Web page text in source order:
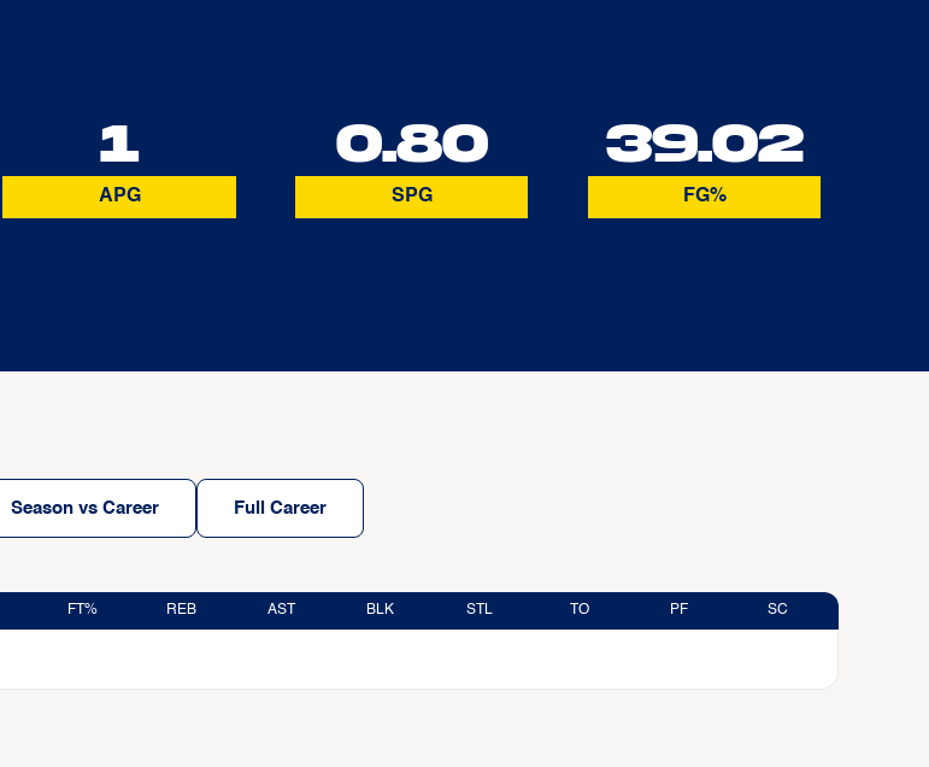
1
APG
0.80
SPG
39.02
FG%
Season vs Career Full Career
FT% REB AST BLK STL TO PF SC